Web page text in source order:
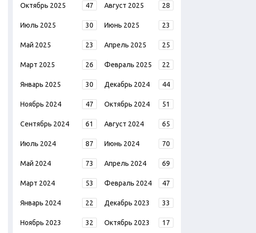
Октябрь 2025 47 Август 2025 28
Июль 2025 30 Июнь 2025 23
Май 2025 23 Апрель 2025 25
Март 2025 26 Февраль 2025 22
Январь 2025 30 Декабрь 2024 44
Ноябрь 2024 47 Октябрь 2024 51
Сентябрь 2024 61 Август 2024 65
Июль 2024 87 Июнь 2024 70
Май 2024 73 Апрель 2024 69
Март 2024 53 Февраль 2024 47
Январь 2024 22 Декабрь 2023 33
Ноябрь 2023 32 Октябрь 2023 17